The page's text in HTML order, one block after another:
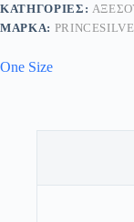
ΚΑΤΗΓΟΡΊΕΣ:
ΜΆΡΚΑ:
One Size